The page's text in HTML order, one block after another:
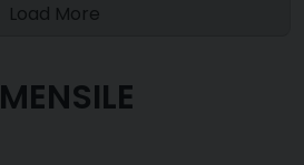
Load More